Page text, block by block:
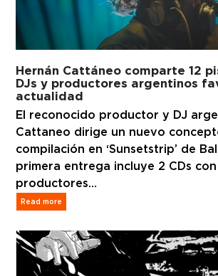
Hernán Cattáneo comparte 12
DJs y productores argentinos
actualidad
El reconocido productor y DJ
Cattaneo dirige un nuevo
compilación en ‘Sunsetstrip’ de
primera entrega incluye 2 CDs
productores…
Read more